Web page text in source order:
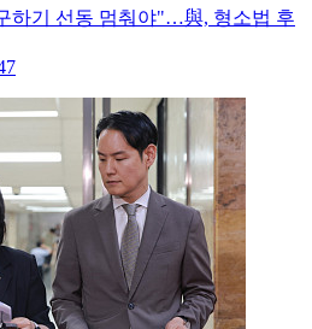
하기 선동 멈춰야"…與, 형소법 후